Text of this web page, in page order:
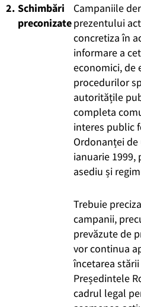
2. Schimbări
preconizate
Campaniile
prezentului
concretiza în
informare a
economici, de
procedurilor
autoritățile
completa
interes public
Ordonanței de
ianuarie
asediu și
Trebuie
campanii,
prevăzute de
vor continua
încetarea
Președintele
cadrul legal